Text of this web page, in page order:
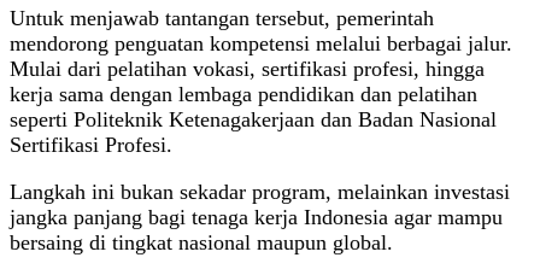
Untuk menjawab tantangan tersebut, pemerintah
mendorong penguatan kompetensi melalui berbagai jalur.
Mulai dari pelatihan vokasi, sertifikasi profesi, hingga
kerja sama dengan lembaga pendidikan dan pelatihan
seperti Politeknik Ketenagakerjaan dan Badan Nasional
Sertifikasi Profesi.
Langkah ini bukan sekadar program, melainkan investasi
jangka panjang bagi tenaga kerja Indonesia agar mampu
bersaing di tingkat nasional maupun global.